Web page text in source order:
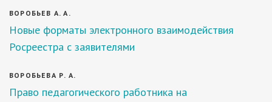
ВОРОБЬЕВ А. А.
Новые форматы электронного взаимодействия
Росреестра с заявителями
ВОРОБЬЕВА Р. А.
Право педагогического работника на